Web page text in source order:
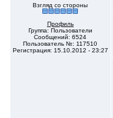
Взгляд со стороны
Профиль
Группа: Пользователи
Сообщений: 6524
Пользователь №: 117510
Регистрация: 15.10.2012 - 23:27